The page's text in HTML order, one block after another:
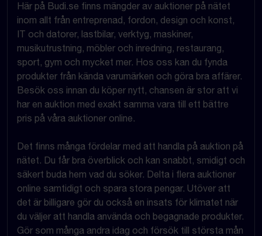
Här på Budi.se finns mängder av auktioner på nätet
inom allt från entreprenad, fordon, design och konst,
IT och datorer, lastbilar, verktyg, maskiner,
musikutrustning, möbler och inredning, restaurang,
sport, gym och mycket mer. Hos oss kan du fynda
produkter från kända varumärken och göra bra affärer.
Besök oss innan du köper nytt, chansen är stor att vi
har en auktion med exakt samma vara till ett bättre
pris på våra auktioner online.
Det finns många fördelar med att handla på auktion på
nätet. Du får bra överblick och kan snabbt, smidigt och
säkert buda hem vad du söker. Delta i flera auktioner
online samtidigt och spara stora pengar. Utöver att
det är billigare gör du också en insats för klimatet när
du väljer att handla använda och begagnade produkter.
Gör som många andra idag och försök till största mån